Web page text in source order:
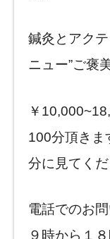
鍼灸とアク
ニュー”ご褒
￥
100分頂きま
分に見てく
電話でのお
９時から１８